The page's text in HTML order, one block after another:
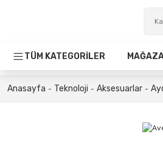
TÜM KATEGORİLER
Anasayfa Teknoloji Aksesuarlar